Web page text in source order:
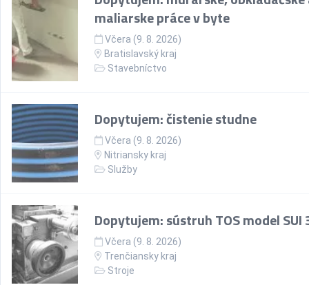
maliarske práce v byte
Včera (9. 8. 2026)
Bratislavský kraj
Stavebníctvo
Dopytujem: čistenie studne
Včera (9. 8. 2026)
Nitriansky kraj
Služby
Dopytujem: sústruh TOS model SUI
Včera (9. 8. 2026)
Trenčiansky kraj
Stroje